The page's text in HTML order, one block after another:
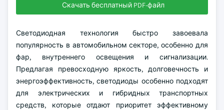
Скачать бесплатный PDF-файл
Светодиодная технология быстро завоевала
популярность в автомобильном секторе, особенно для
фар, внутреннего освещения и сигнализации.
Предлагая превосходную яркость, долговечность и
энергоэффективность, светодиоды особенно подходят
для электрических и гибридных транспортных
средств, которые отдают приоритет эффективному